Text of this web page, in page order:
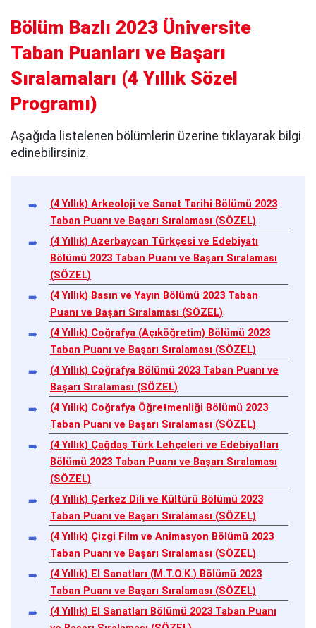
Bölüm Bazlı 2023 Üniversite
Taban Puanları ve Başarı
Sıralamaları (4 Yıllık Sözel
Programı)
Aşağıda listelenen bölümlerin üzerine tıklayarak bilgi
edinebilirsiniz.
(4 Yıllık) Arkeoloji ve Sanat Tarihi Bölümü 2023
Taban Puanı ve Başarı Sıralaması (SÖZEL)
(4 Yıllık) Azerbaycan Türkçesi ve Edebiyatı
Bölümü 2023 Taban Puanı ve Başarı Sıralaması
(SÖZEL)
(4 Yıllık) Basın ve Yayın Bölümü 2023 Taban
Puanı ve Başarı Sıralaması (SÖZEL)
(4 Yıllık) Coğrafya (Açıköğretim) Bölümü 2023
Taban Puanı ve Başarı Sıralaması (SÖZEL)
(4 Yıllık) Coğrafya Bölümü 2023 Taban Puanı ve
Başarı Sıralaması (SÖZEL)
(4 Yıllık) Coğrafya Öğretmenliği Bölümü 2023
Taban Puanı ve Başarı Sıralaması (SÖZEL)
(4 Yıllık) Çağdaş Türk Lehçeleri ve Edebiyatları
Bölümü 2023 Taban Puanı ve Başarı Sıralaması
(SÖZEL)
(4 Yıllık) Çerkez Dili ve Kültürü Bölümü 2023
Taban Puanı ve Başarı Sıralaması (SÖZEL)
(4 Yıllık) Çizgi Film ve Animasyon Bölümü 2023
Taban Puanı ve Başarı Sıralaması (SÖZEL)
(4 Yıllık) El Sanatları (M.T.O.K.) Bölümü 2023
Taban Puanı ve Başarı Sıralaması (SÖZEL)
(4 Yıllık) El Sanatları Bölümü 2023 Taban Puanı